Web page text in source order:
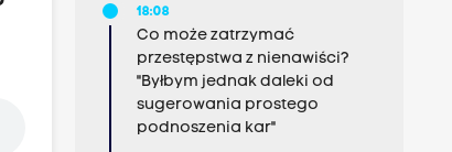
18:08
Co może zatrzymać
przestępstwa z nienawiści?
"Byłbym jednak daleki od
sugerowania prostego
podnoszenia kar"